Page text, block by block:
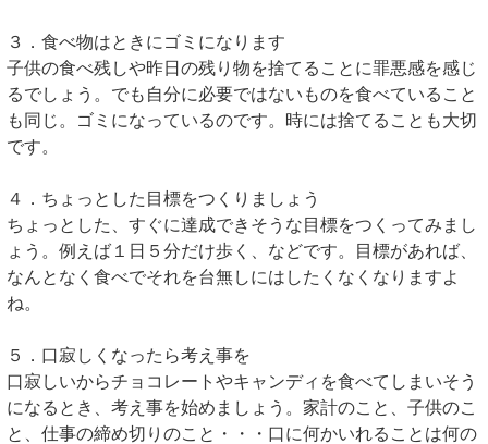
３．食べ物はときにゴミになります
子供の食べ残しや昨日の残り物を捨てることに罪悪感を感じ
るでしょう。でも自分に必要ではないものを食べていること
も同じ。ゴミになっているのです。時には捨てることも大切
です。
４．ちょっとした目標をつくりましょう
ちょっとした、すぐに達成できそうな目標をつくってみまし
ょう。例えば１日５分だけ歩く、などです。目標があれば、
なんとなく食べでそれを台無しにはしたくなくなりますよ
ね。
５．口寂しくなったら考え事を
口寂しいからチョコレートやキャンディを食べてしまいそう
になるとき、考え事を始めましょう。家計のこと、子供のこ
と、仕事の締め切りのこと・・・口に何かいれることは何の